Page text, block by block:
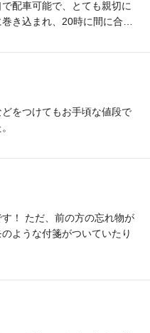
配車可能で、とても親切に
き込まれ、20時に間に合わ
たにも関わらず、お待ちい
きました。
をつけてもお手頃な値段で
！ ただ、前の方の忘れ物が
ような付箋がついていたり